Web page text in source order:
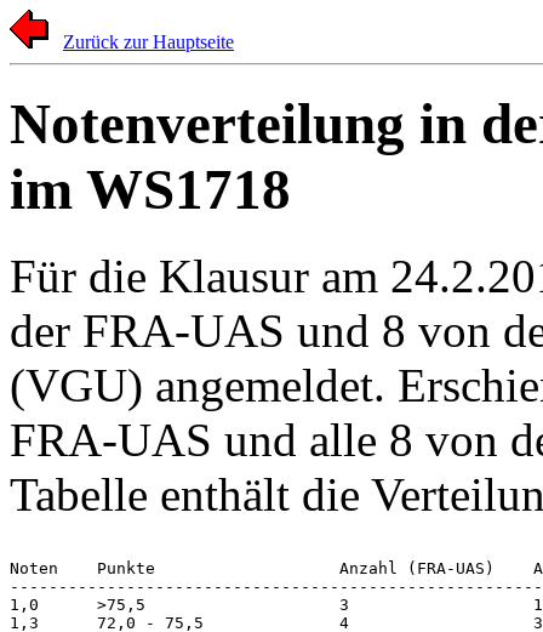
Zurück zur Hauptseite
Notenverteilung in
im WS1718
Für die Klausur am
der FRA-UAS und 8 von
(VGU) angemeldet.
FRA-UAS und alle 8 von
Tabelle enthält die
Noten    Punkte                   Anzahl (FRA-UAS)
1,0      >75,5                    3
1,3      72,0 - 75,5              4